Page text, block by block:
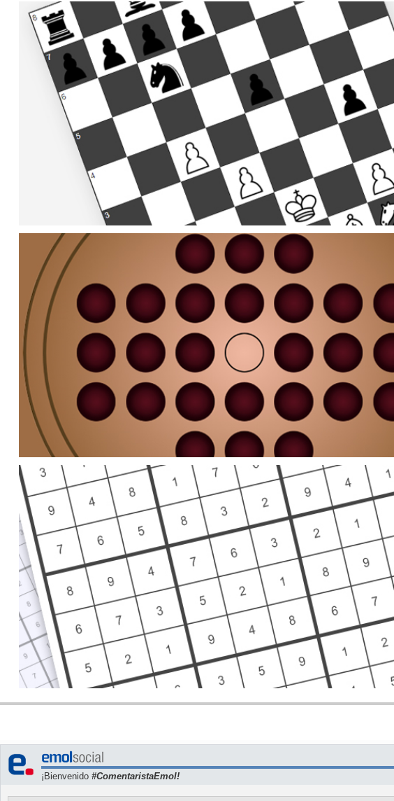
¡Bienvenido #ComentaristaEmol!